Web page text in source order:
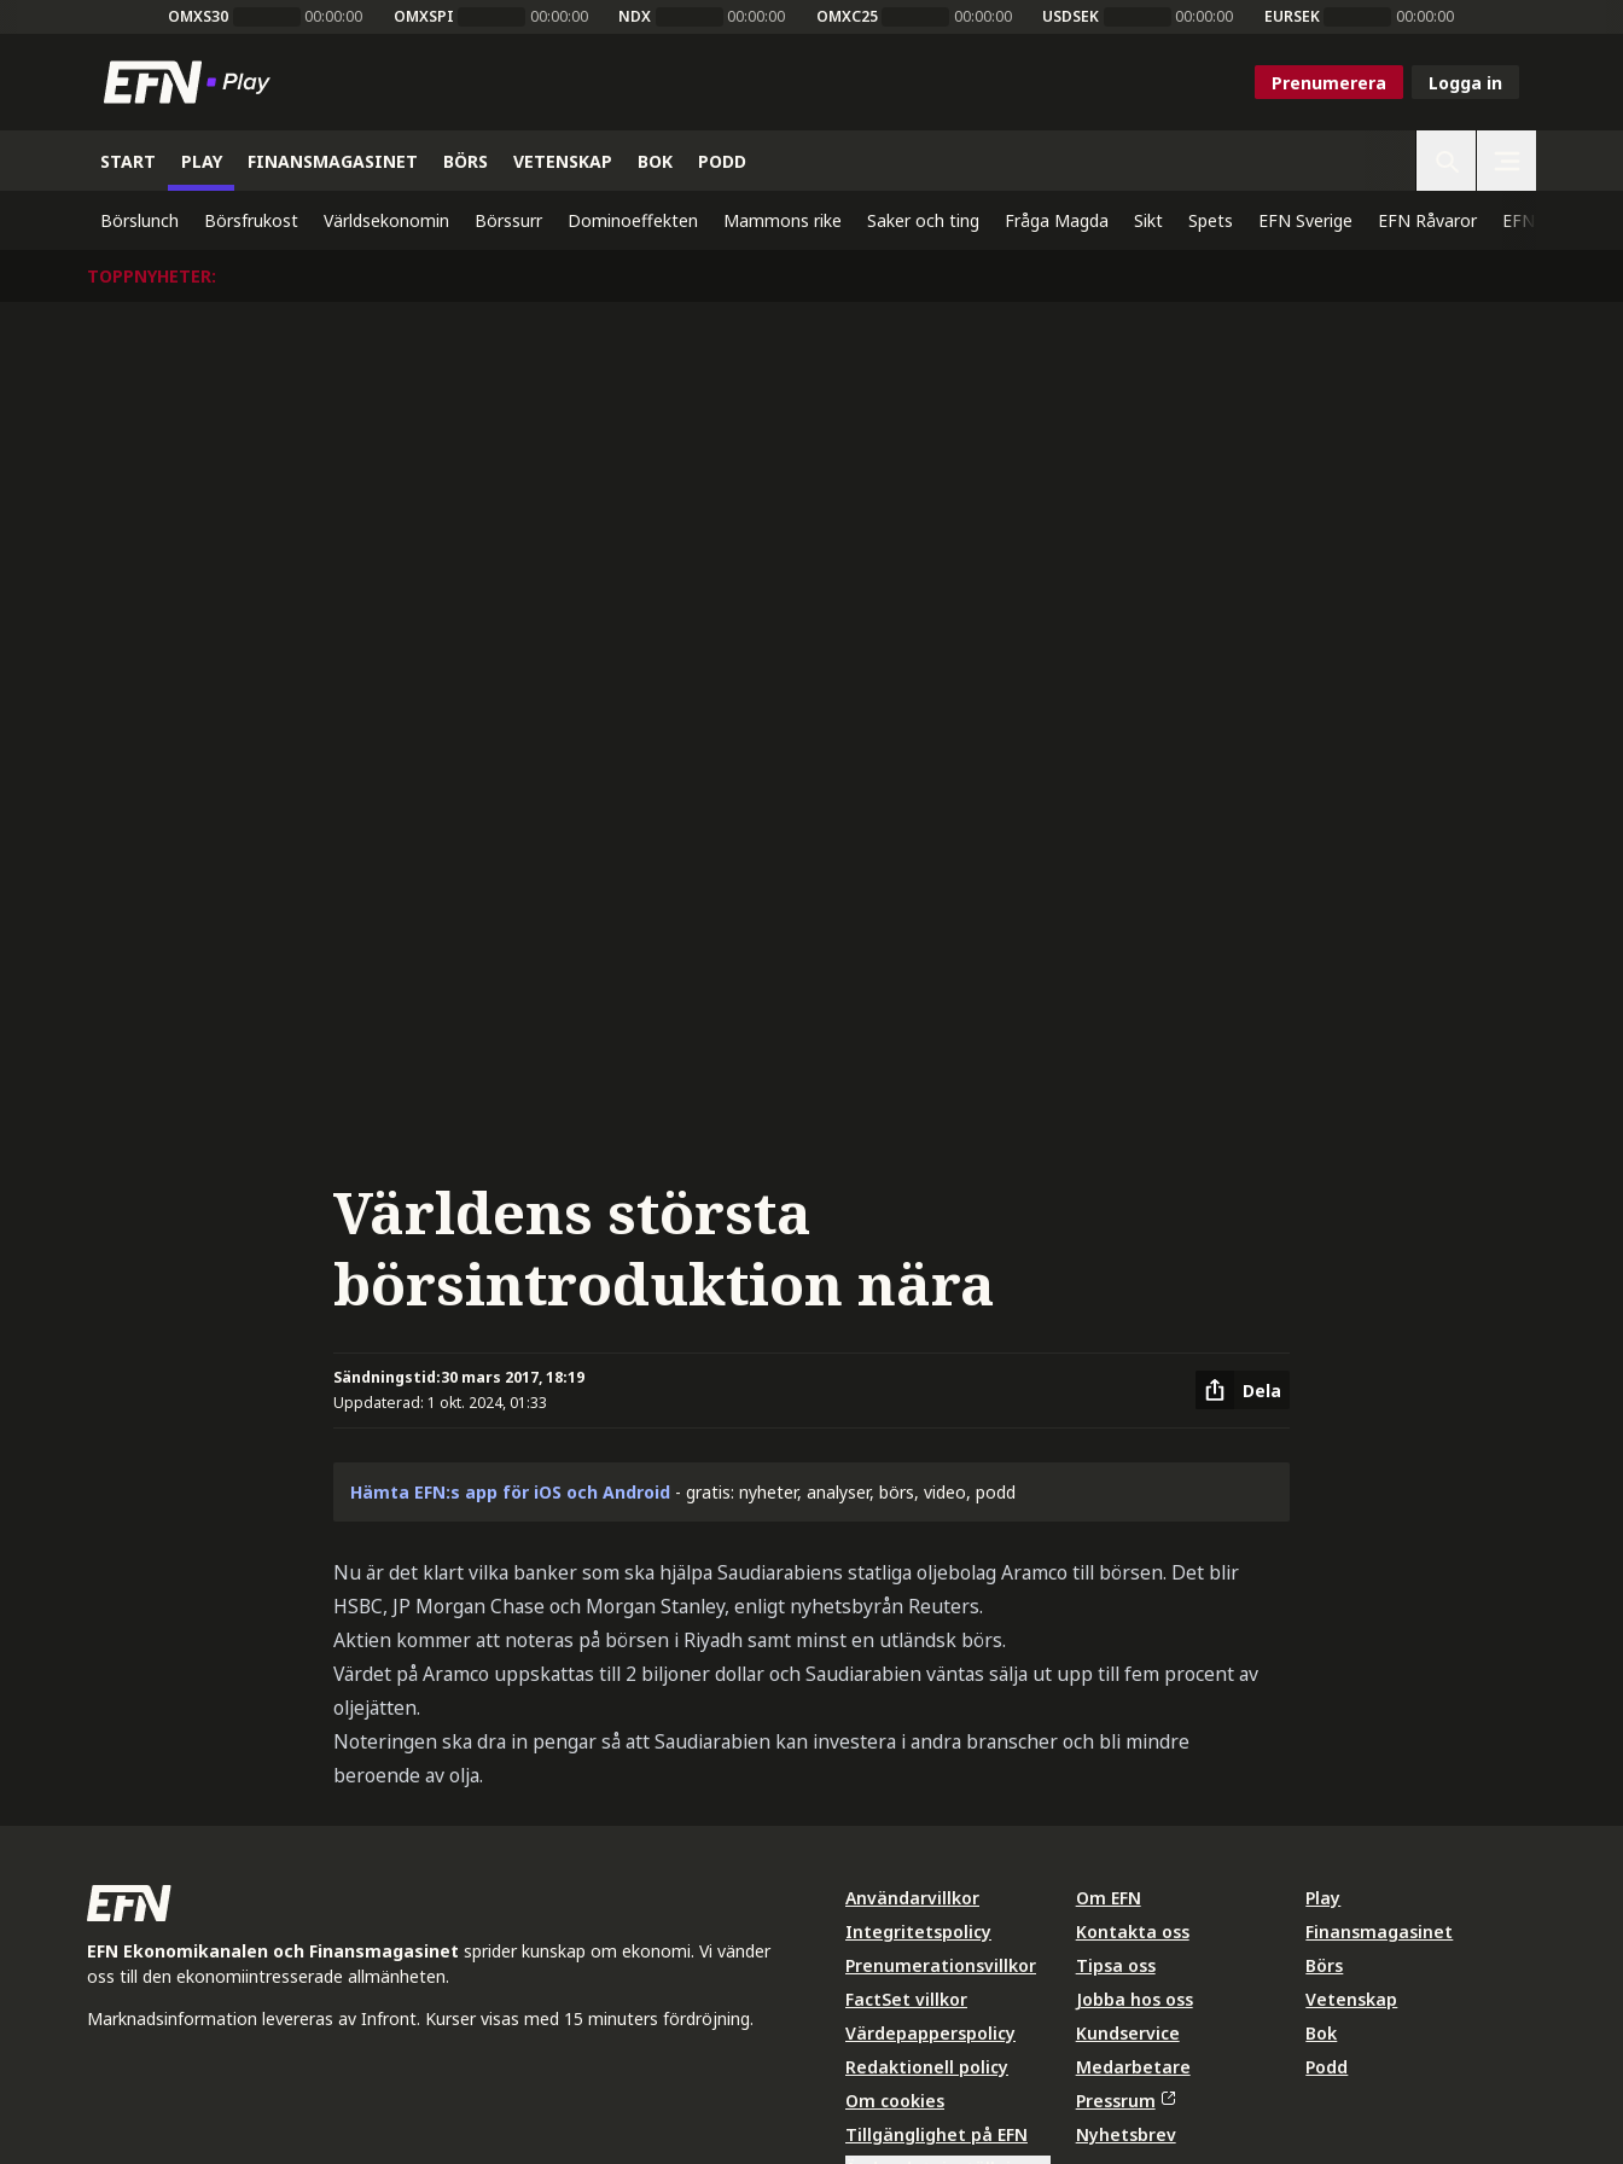
OMXS30 00:00:00 OMXSPI 00:00:00 NDX 00:00:00 OMXC25 00:00:00 USDSEK 00:00:00 EURSEK 00:00:00
Prenumerera Logga in
START PLAY FINANSMAGASINET BÖRS VETENSKAP BOK PODD
Börslunch Börsfrukost Världsekonomin Börssurr Dominoeffekten Mammons rike Saker och ting Fråga Magda Sikt Spets EFN Sverige EFN Råvaror EFN Direkt
TOPPNYHETER:
Världens största
börsintroduktion nära
Sändningstid:30 mars 2017, 18:19
Uppdaterad: 1 okt. 2024, 01:33
Dela
Hämta EFN:s app för iOS och Android - gratis: nyheter, analyser, börs, video, podd
Nu är det klart vilka banker som ska hjälpa Saudiarabiens statliga oljebolag Aramco till börsen. Det blir
HSBC, JP Morgan Chase och Morgan Stanley, enligt nyhetsbyrån Reuters.
Aktien kommer att noteras på börsen i Riyadh samt minst en utländsk börs.
Värdet på Aramco uppskattas till 2 biljoner dollar och Saudiarabien väntas sälja ut upp till fem procent av
oljejätten.
Noteringen ska dra in pengar så att Saudiarabien kan investera i andra branscher och bli mindre
beroende av olja.
EFN Ekonomikanalen och Finansmagasinet sprider kunskap om ekonomi. Vi vänder
oss till den ekonomiintresserade allmänheten.
Marknadsinformation levereras av Infront. Kurser visas med 15 minuters fördröjning.
Användarvillkor
Integritetspolicy
Prenumerationsvillkor
FactSet villkor
Värdepapperspolicy
Redaktionell policy
Om cookies
Tillgänglighet på EFN
Om EFN
Kontakta oss
Tipsa oss
Jobba hos oss
Kundservice
Medarbetare
Pressrum
Nyhetsbrev
Play
Finansmagasinet
Börs
Vetenskap
Bok
Podd